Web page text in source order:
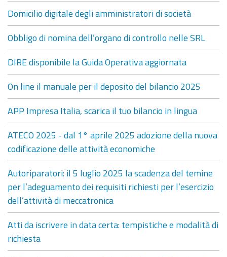
Domicilio digitale degli amministratori di società
Obbligo di nomina dell’organo di controllo nelle SRL
DIRE disponibile la Guida Operativa aggiornata
On line il manuale per il deposito del bilancio 2025
APP Impresa Italia, scarica il tuo bilancio in lingua
ATECO 2025 - dal 1° aprile 2025 adozione della nuova
codificazione delle attività economiche
Autoriparatori: il 5 luglio 2025 la scadenza del temine
per l’adeguamento dei requisiti richiesti per l’esercizio
dell’attività di meccatronica
Atti da iscrivere in data certa: tempistiche e modalità di
richiesta